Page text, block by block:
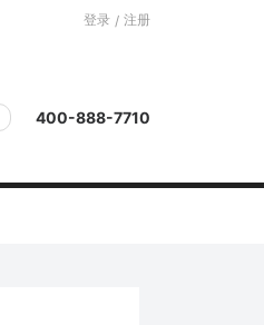
登录 / 注册
400-888-7710